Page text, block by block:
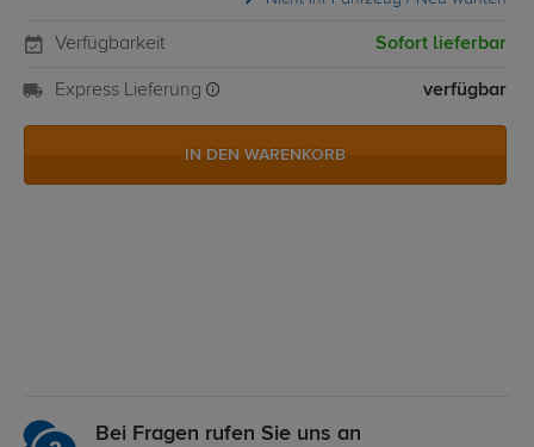
Verfügbarkeit Sofort lieferbar
Express Lieferung verfügbar
IN DEN WARENKORB
Bei Fragen rufen Sie uns an